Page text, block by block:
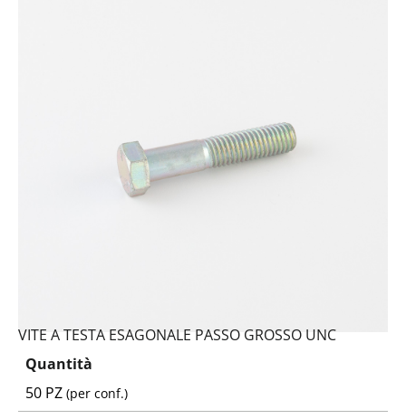
VITE A TESTA ESAGONALE PASSO GROSSO UNC
Quantità
50 PZ(per conf.)